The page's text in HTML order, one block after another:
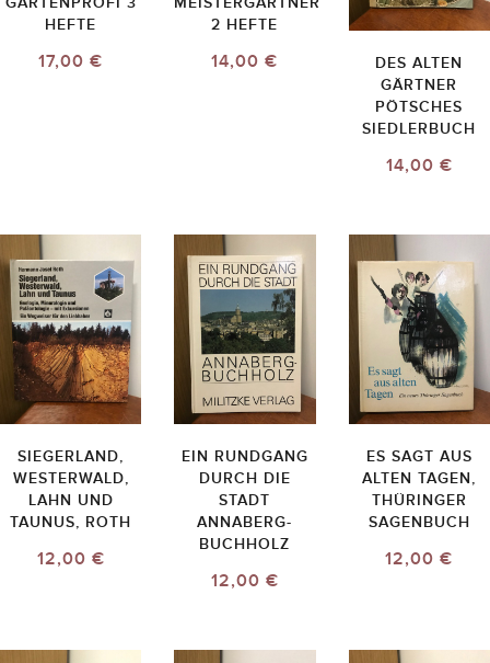
HEFTE
17,00 €
2 HEFTE
14,00 €
DES ALTEN
GÄRTNER
PÖTSCHES
SIEDLERBUCH
14,00 €
SIEGERLAND,
WESTERWALD,
LAHN UND
TAUNUS, ROTH
12,00 €
EIN RUNDGANG
DURCH DIE
STADT
ANNABERG-
BUCHHOLZ
12,00 €
ES SAGT AUS
ALTEN TAGEN,
THÜRINGER
SAGENBUCH
12,00 €